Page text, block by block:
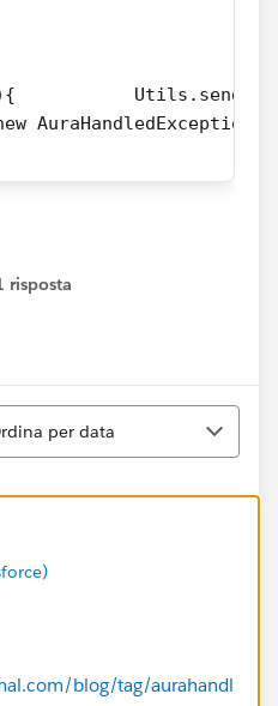
risposta
per data
blog/tag/aurahandl